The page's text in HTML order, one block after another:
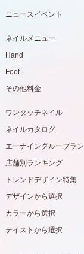
ニュースイベント
ネイルメニュー
Hand
Foot
その他料金
ワンタッチネイル
ネイルカタログ
エーナイングループラ
店舗別ランキング
トレンドデザイン特集
デザインから選択
カラーから選択
テイストから選択